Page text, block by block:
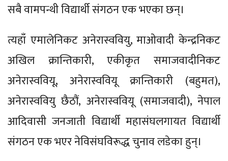
सबै वामपन्थी विद्यार्थी संगठन एक भएका छन्।
त्यहाँ एमालेनिकट अनेरास्ववियु, माओवादी केन्द्रनिकट
अखिल क्रान्तिकारी, एकीकृत समाजवादीनिकट
अनेरास्ववियू, अनेरास्ववियू क्रान्तिकारी (बहुमत),
अनेरास्ववियु छैठौं, अनेरास्ववियू (समाजवादी), नेपाल
आदिवासी जनजाती विद्यार्थी महासंघलगायत विद्यार्थी
संगठन एक भएर नेविसंघविरूद्ध चुनाव लडेका हुन्।